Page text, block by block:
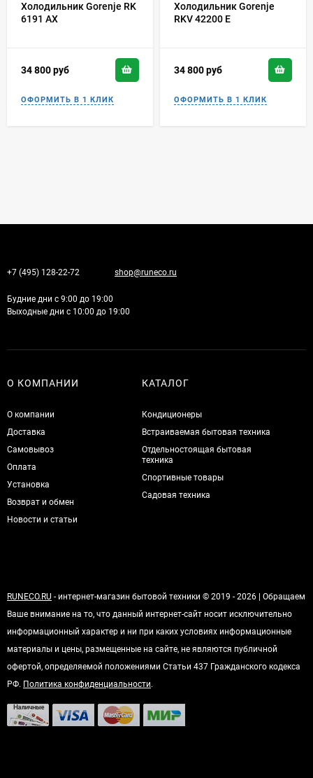
Холодильник Gorenje RK
6191 AX
34 800руб
Холодильник Gorenje
RKV 42200 E
34 800руб
+7 (495) 128-22-72 shop@runeco.ru
Будние дни с 9:00 до 19:00
Выходные дни с 10:00 до 19:00
О КОМПАНИИ
О компании
Доставка
Самовывоз
Оплата
Установка
Возврат и обмен
Новости и статьи
КАТАЛОГ
Кондиционеры
Встраиваемая бытовая техника
Отдельностоящая бытовая
техника
Спортивные товары
Садовая техника
RUNECO.RU - интернет-магазин бытовой техники © 2019 - 2026 | Обращаем
Ваше внимание на то, что данный интернет-сайт носит исключительно
информационный характер и ни при каких условиях информационные
материалы и цены, размещенные на сайте, не являются публичной
офертой, определяемой положениями Статьи 437 Гражданского кодекса
РФ. Политика конфиденциальности.